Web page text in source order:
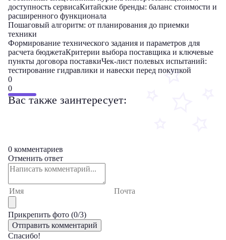
доступность сервисаКитайские бренды: баланс стоимости и
расширенного функционала
Пошаговый алгоритм: от планирования до приемки
техники
Формирование технического задания и параметров для
расчета бюджетаКритерии выбора поставщика и ключевые
пункты договора поставкиЧек-лист полевых испытаний:
тестирование гидравлики и навески перед покупкой
0
0
Вас также заинтересует:
0 комментариев
Отменить ответ
Прикрепить фото (0/3)
Спасибо!